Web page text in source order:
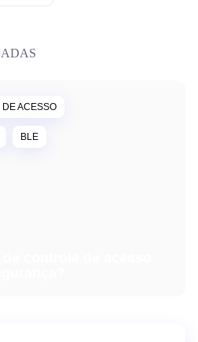
ACESSO
BLE